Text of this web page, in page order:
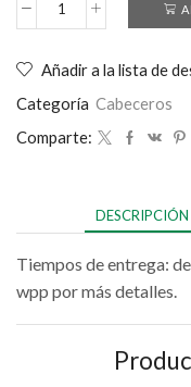
Añadir a la lista de
Categoría Cabeceros
Comparte:
DESCRIPCIÓN
Tiempos de entrega:
wpp por más detalles.